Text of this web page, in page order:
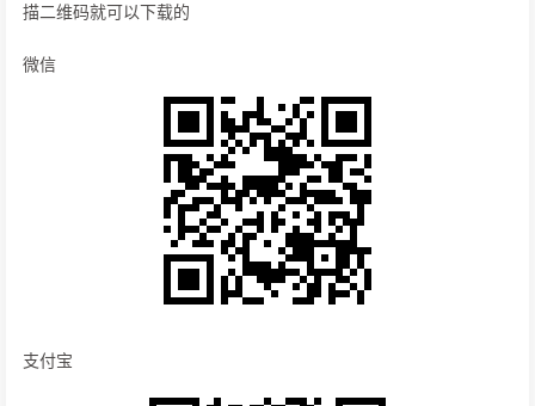
描二维码就可以下载的
微信
支付宝